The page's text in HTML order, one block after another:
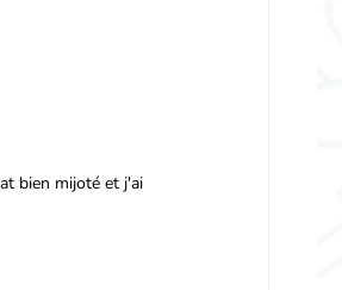
bien mijoté et j'ai